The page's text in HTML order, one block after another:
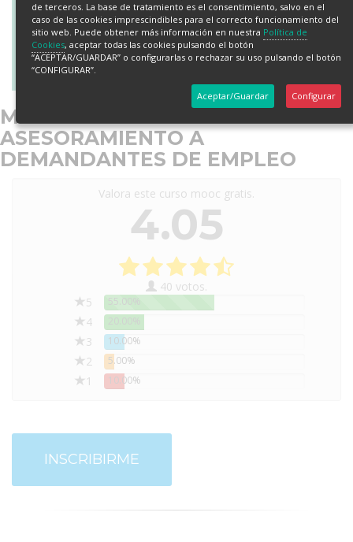
MOOC GRATUITO ONLINE:
ASESORAMIENTO A
DEMANDANTES DE EMPLEO
Valora este curso mooc gratis.
4.05
40 votos.
5
55.00%
4 20.00%
3 10.00%
2 5.00%
1 10.00%
INSCRIBIRME
de terceros. La base de tratamiento es el consentimiento, salvo en el
caso de las cookies imprescindibles para el correcto funcionamiento del
sitio web. Puede obtener más información en nuestra Política de
Cookies, aceptar todas las cookies pulsando el botón
“ACEPTAR/GUARDAR” o configurarlas o rechazar su uso pulsando el botón
“CONFIGURAR”.
Aceptar/Guardar Configurar